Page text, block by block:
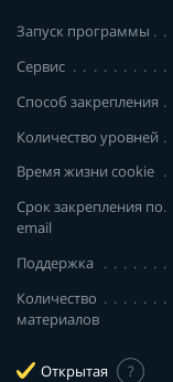
Запуск программы
Сервис
Способ закрепления
Количество уровней
Время жизни cookie
Срок закрепления по
email
Поддержка
Количество
материалов
Открытая ?